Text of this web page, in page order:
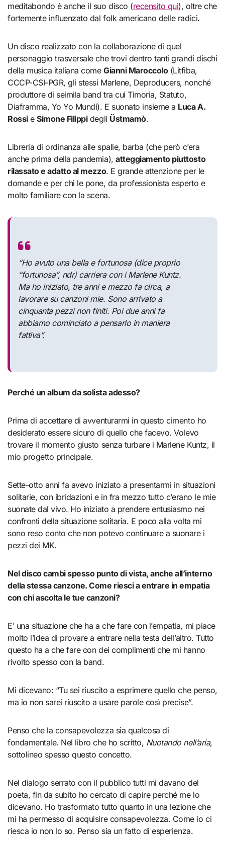
meditabondo è anche il suo disco (recensito qui), oltre che
fortemente influenzato dal folk americano delle radici.
Un disco realizzato con la collaborazione di quel
personaggio trasversale che trovi dentro tanti grandi dischi
della musica italiana comeGianni Maroccolo(Litfiba,
CCCP-CSI-PGR, gli stessi Marlene, Deproducers, nonché
produttore di seimila band tra cui Timoria, Statuto,
Diaframma, Yo Yo Mundi). E suonato insieme a Luca A.
RossieSimone Filippidegli Üstmamò.
Libreria di ordinanza alle spalle, barba (che però c’era
anche prima della pandemia),atteggiamento piuttosto
rilassato e adatto al mezzo. E grande attenzione per le
domande e per chi le pone, da professionista esperto e
molto familiare con la scena.
“Ho avuto una bella e fortunosa (dice proprio
“fortunosa”, ndr) carriera con i Marlene Kuntz.
Ma ho iniziato, tre anni e mezzo fa circa, a
lavorare su canzoni mie. Sono arrivato a
cinquanta pezzi non finiti. Poi due anni fa
abbiamo cominciato a pensarlo in maniera
fattiva”.
Perché un album da solista adesso?
Prima di accettare di avventurarmi in questo cimento ho
desiderato essere sicuro di quello che facevo. Volevo
trovare il momento giusto senza turbare i Marlene Kuntz, il
mio progetto principale.
Sette-otto anni fa avevo iniziato a presentarmi in situazioni
solitarie, con ibridazioni e in fra mezzo tutto c’erano le mie
suonate dal vivo. Ho iniziato a prendere entusiasmo nei
confronti della situazione solitaria. E poco alla volta mi
sono reso conto che non potevo continuare a suonare i
pezzi dei MK.
Nel disco cambi spesso punto di vista, anche all’interno
della stessa canzone. Come riesci a entrare in empatia
con chi ascolta le tue canzoni?
E’ una situazione che ha a che fare con l’empatia, mi piace
molto l’idea di provare a entrare nella testa dell’altro. Tutto
questo ha a che fare con dei complimenti che mi hanno
rivolto spesso con la band.
Mi dicevano: “Tu sei riuscito a esprimere quello che penso,
ma io non sarei riuscito a usare parole così precise”.
Penso che la consapevolezza sia qualcosa di
fondamentale. Nel libro che ho scritto, Nuotando nell’aria,
sottolineo spesso questo concetto.
Nel dialogo serrato con il pubblico tutti mi davano del
poeta, fin da subito ho cercato di capire perché me lo
dicevano. Ho trasformato tutto quanto in una lezione che
mi ha permesso di acquisire consapevolezza. Come io ci
riesca io non lo so. Penso sia un fatto di esperienza.